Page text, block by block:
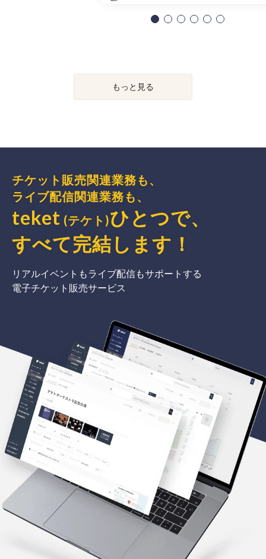
もっと見る
チケット販売関連業務も、
ライブ配信関連業務も、
teket (テケト)ひとつで、
すべて完結 します ！
リアルイベントもライブ配信もサポートする
電子チケット販売サービス